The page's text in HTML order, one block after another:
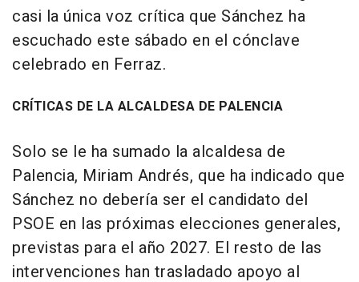
casi la única voz crítica que Sánchez ha
escuchado este sábado en el cónclave
celebrado en Ferraz.
CRÍTICAS DE LA ALCALDESA DE PALENCIA
Solo se le ha sumado la alcaldesa de
Palencia, Miriam Andrés, que ha indicado que
Sánchez no debería ser el candidato del
PSOE en las próximas elecciones generales,
previstas para el año 2027. El resto de las
intervenciones han trasladado apoyo al